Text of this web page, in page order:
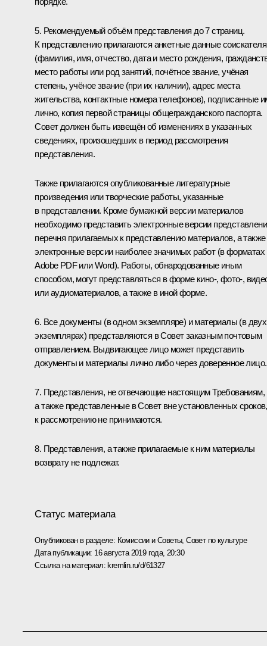
5. Рекомендуемый объём представления до 7 страниц.
К представлению прилагаются анкетные данные соискателя
(фамилия, имя, отчество, дата и место рождения,
место работы или род занятий, почётное звание, учёная
степень, учёное звание (при их наличии), адрес места
жительства, контактные номера телефонов), подписанные
лично, копия первой страницы общегражданского паспорта.
Совет должен быть извещён об изменениях в указанных
сведениях, произошедших в период рассмотрения
представления.
Также прилагаются опубликованные литературные
произведения или творческие работы, указанные
в представлении. Кроме бумажной версии материалов
необходимо представить электронные версии
перечня прилагаемых к представлению материалов, а также
электронные версии наиболее значимых работ (в форматах
Adobe PDF или Word). Работы, обнародованные иным
способом, могут представляться в форме кино-, фото-,
или аудиоматериалов, а также в иной форме.
6. Все документы (в одном экземпляре) и материалы (в двух
экземплярах) представляются в Совет заказным почтовым
отправлением. Выдвигающее лицо может представить
документы и материалы лично либо через доверенное лицо.
7. Представления, не отвечающие настоящим Требованиям,
а также представленные в Совет вне установленных сроков,
к рассмотрению не принимаются.
8. Представления, а также прилагаемые к ним материалы
возврату не подлежат.
Статус материала
Опубликован в разделе: Комиссии и Советы,Совет по культуре
Дата публикации: 16 августа 2019 года, 20:30
Ссылка на материал: kremlin.ru/d/61327